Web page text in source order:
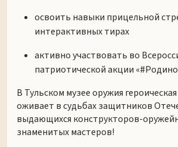
освоить навыки прицельной
интерактивных тирах
активно участвовать во
патриотической акции
В Тульском музее оружия
оживает в судьбах защитников
выдающихся конструкторов-
знаменитых мастеров!